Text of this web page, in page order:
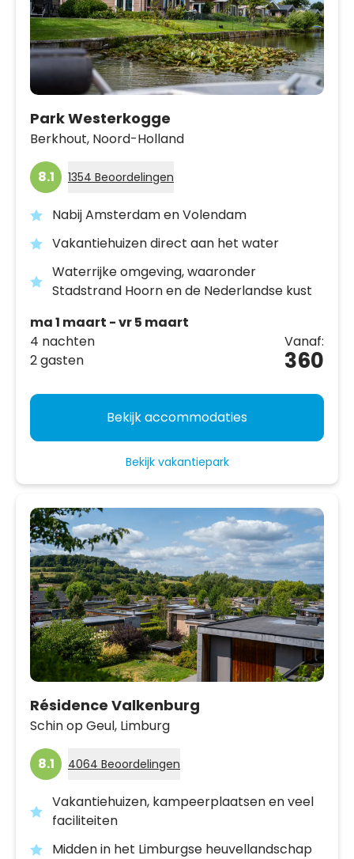
Park Westerkogge
Berkhout, Noord-Holland
8.1 1354 Beoordelingen
Nabij Amsterdam en Volendam
Vakantiehuizen direct aan het water
Waterrijke omgeving, waaronder
Stadstrand Hoorn en de Nederlandse kust
ma 1 maart - vr 5 maart
4 nachten
2 gasten
Vanaf:
360
Bekijk accommodaties
Bekijk vakantiepark
Résidence Valkenburg
Schin op Geul, Limburg
8.1 4064 Beoordelingen
Vakantiehuizen, kampeerplaatsen en veel
faciliteiten
Midden in het Limburgse heuvellandschap